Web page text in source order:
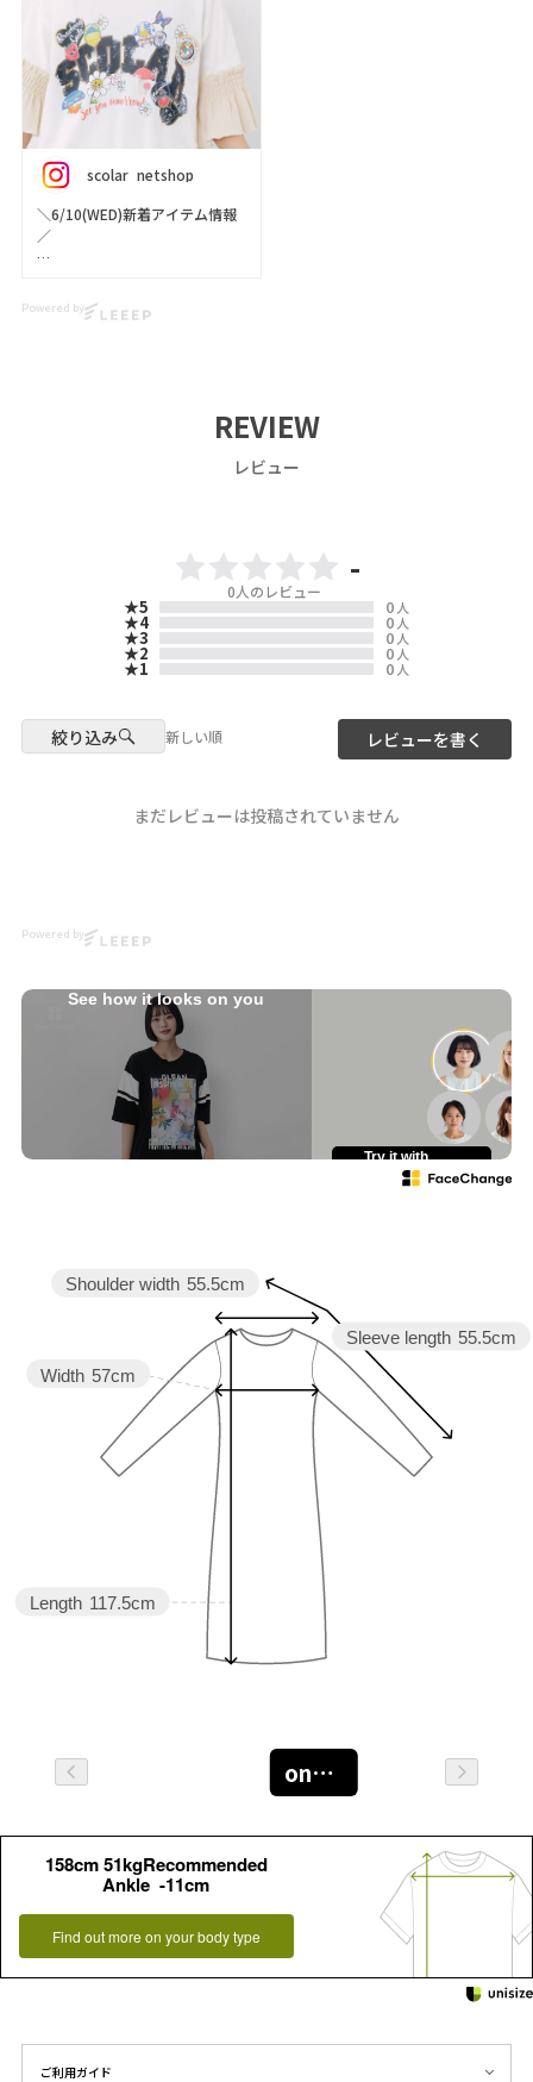
scolar_netshop
＼6/10(WED)新着アイテム情報
／
（ScoLar） 】をご紹介 🤓✨
型を置いて周囲のみを脱色す
▶️ 新作・詳細は公式サイトへ
『 ScoLar（ スカラー ）』で検
☆・☆・☆・☆・☆・☆・☆・
- scolarの他の商品はコチラ -
#scolar_ootd #スカラー
@nanairo0420
☆・☆・☆・☆・☆・☆・☆・
Powered by
REVIEW
レビュー
-
0人のレビュー
★5 0 人
★4 0 人
★3 0 人
★2 0 人
★1 0 人
絞り込み 新しい順 レビューを書く
まだレビューは投稿されていません
Powered by
See how it looks on you
Try it with
your own face
Sleeve length 55.5cm
Length 117.5cm
Width 57cm
Shoulder width 55.5cm
oneサイズ
158cm 51kgRecommended
Ankle -11cm
Find out more on your body type
ご利用ガイド